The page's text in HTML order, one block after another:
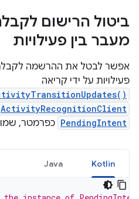
ביטול הרישום
מעבר בין פעילויות
אפשר לבטל את ההרשמה לקבלת
פעילויות על ידי קריאה
ActivityRecognitionClient
PendingIntent כפרמטר,
Kotlin
Java